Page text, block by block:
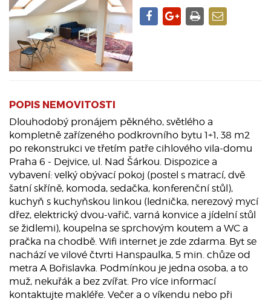
POPIS NEMOVITOSTI
Dlouhodobý pronájem pěkného, světlého a
kompletně zařízeného podkrovního bytu 1+1, 38 m2
po rekonstrukci ve třetím patře cihlového vila-domu
Praha 6 - Dejvice, ul. Nad Šárkou. Dispozice a
vybavení: velký obývací pokoj (postel s matrací, dvě
šatní skříně, komoda, sedačka, konferenční stůl),
kuchyň s kuchyňskou linkou (lednička, nerezový mycí
dřez, elektrický dvou-vařič, varná konvice a jídelní stůl
se židlemi), koupelna se sprchovým koutem a WC a
pračka na chodbě. Wifi internet je zde zdarma. Byt se
nachází ve vilové čtvrti Hanspaulka, 5 min. chůze od
metra A Bořislavka. Podmínkou je jedna osoba, a to
muž, nekuřák a bez zvířat. Pro více informací
kontaktujte makléře. Večer a o víkendu nebo při